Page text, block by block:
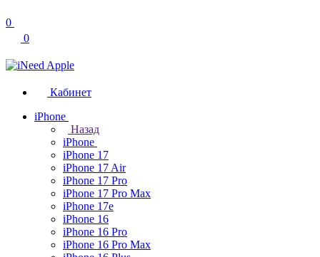
0
0
Кабинет
iPhone
Назад
iPhone
iPhone 17
iPhone 17 Air
iPhone 17 Pro
iPhone 17 Pro Max
iPhone 17e
iPhone 16
iPhone 16 Pro
iPhone 16 Pro Max